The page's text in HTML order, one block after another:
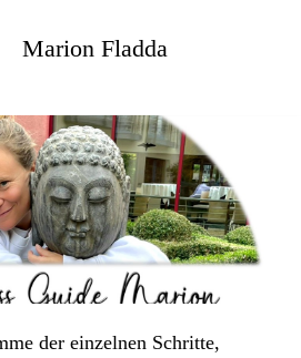
Marion Fladda
der einzelnen Schritte,